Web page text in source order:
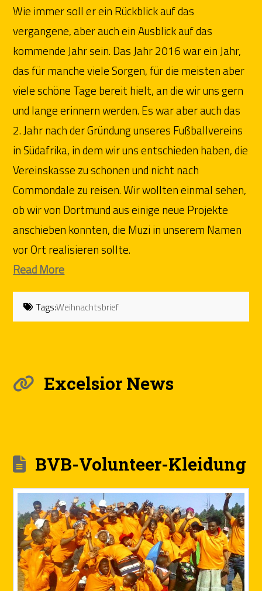
Wie immer soll er ein Rückblick auf das
vergangene, aber auch ein Ausblick auf das
kommende Jahr sein. Das Jahr 2016 war ein Jahr,
das für manche viele Sorgen, für die meisten aber
viele schöne Tage bereit hielt, an die wir uns gern
und lange erinnern werden. Es war aber auch das
2. Jahr nach der Gründung unseres Fußballvereins
in Südafrika, in dem wir uns entschieden haben, die
Vereinskasse zu schonen und nicht nach
Commondale zu reisen. Wir wollten einmal sehen,
ob wir von Dortmund aus einige neue Projekte
anschieben konnten, die Muzi in unserem Namen
vor Ort realisieren sollte.
Read More
Tags:Weihnachtsbrief
Excelsior News
BVB-Volunteer-Kleidung